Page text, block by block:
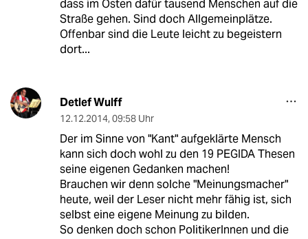
dass im Osten dafür tausend Menschen auf die
Straße gehen. Sind doch Allgemeinplätze.
Offenbar sind die Leute leicht zu begeistern
dort...
Detlef Wulff
12.12.2014, 09:58 Uhr
Der im Sinne von "Kant" aufgeklärte Mensch
kann sich doch wohl zu den 19 PEGIDA Thesen
seine eigenen Gedanken machen!
Brauchen wir denn solche "Meinungsmacher"
heute, weil der Leser nicht mehr fähig ist, sich
selbst eine eigene Meinung zu bilden.
So denken doch schon PolitikerInnen und die